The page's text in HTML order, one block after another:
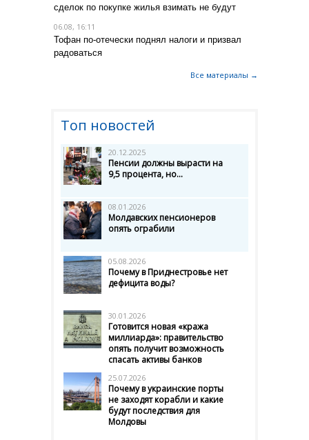
сделок по покупке жилья взимать не будут
06.08, 16:11
Тофан по-отечески поднял налоги и призвал
радоваться
Все материалы →
Топ новостей
20.12.2025
Пенсии должны вырасти на
9,5 процента, но...
08.01.2026
Молдавских пенсионеров
опять ограбили
05.08.2026
Почему в Приднестровье нет
дефицита воды?
30.01.2026
Готовится новая «кража
миллиарда»: правительство
опять получит возможность
спасать активы банков
25.07.2026
Почему в украинские порты
не заходят корабли и какие
будут последствия для
Молдовы